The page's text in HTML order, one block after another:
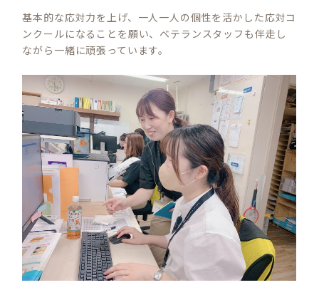
基本的な応対力を上げ、一人一人の個性を活かした応対コ
ンクールになることを願い、ベテランスタッフも伴走し
ながら一緒に頑張っています。